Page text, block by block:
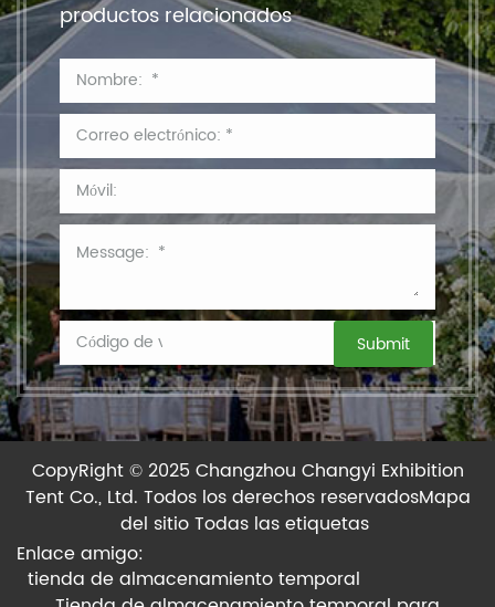
productos relacionados
CopyRight © 2025 Changzhou Changyi Exhibition
Tent Co., Ltd. Todos los derechos reservadosMapa
del sitioTodas las etiquetas
Enlace amigo:
tienda de almacenamiento temporal